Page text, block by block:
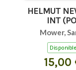
HELMUT
INT
Mower,
Disponible
15,00